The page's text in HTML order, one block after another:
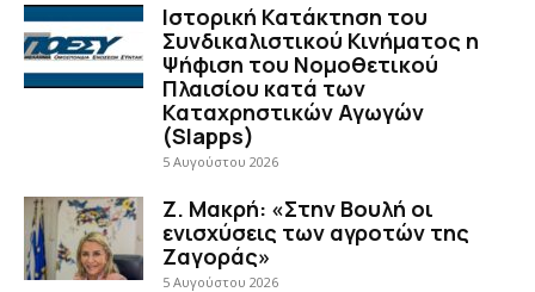
Ιστορική Κατάκτηση του
Συνδικαλιστικού Κινήματος η
Ψήφιση του Νομοθετικού
Πλαισίου κατά των
Καταχρηστικών Αγωγών
(Slapps)
5 Αυγούστου 2026
Ζ. Μακρή: «Στην Βουλή οι
ενισχύσεις των αγροτών της
Ζαγοράς»
5 Αυγούστου 2026